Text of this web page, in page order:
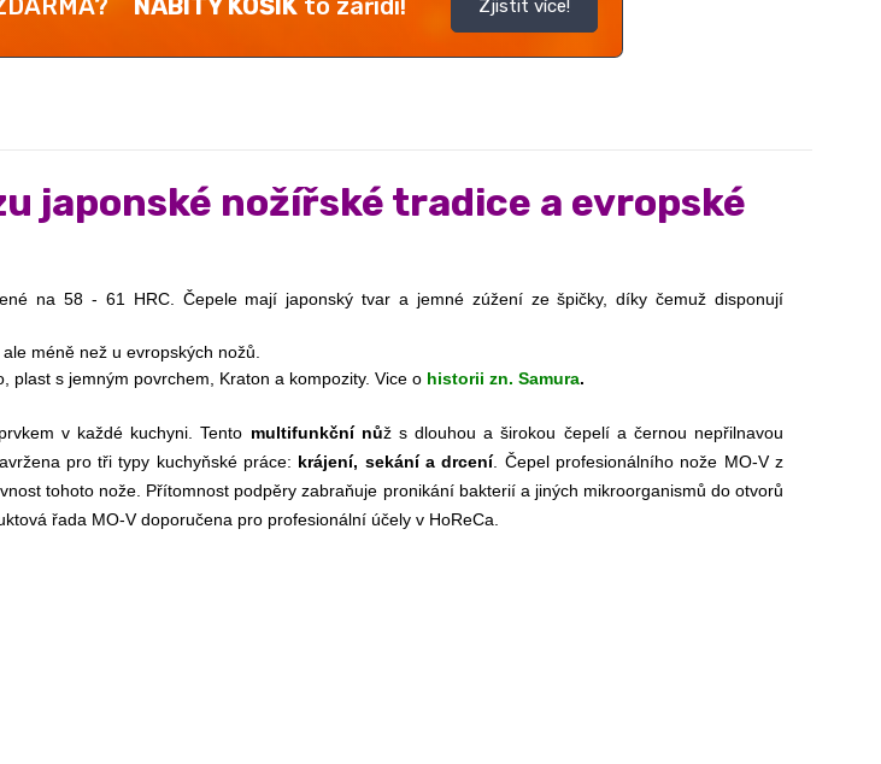
NABITÝ KOŠÍKto zařídí! Zjistit více!
japonské nožířské tradice a evropské
méně než u evropských nožů.
s jemným povrchem, Kraton a kompozity. Vice o historii zn. Samura.
v každé kuchyni. Tento multifunkční nůž s dlouhou a širokou čepelí a černou nepřilnavou
pro tři typy kuchyňské práce: krájení, sekání a drcení. Čepel profesionálního nože MO-V z
tohoto nože. Přítomnost podpěry zabraňuje pronikání bakterií a jiných mikroorganismů do otvorů
řada MO-V doporučena pro profesionální účely v HoReCa.